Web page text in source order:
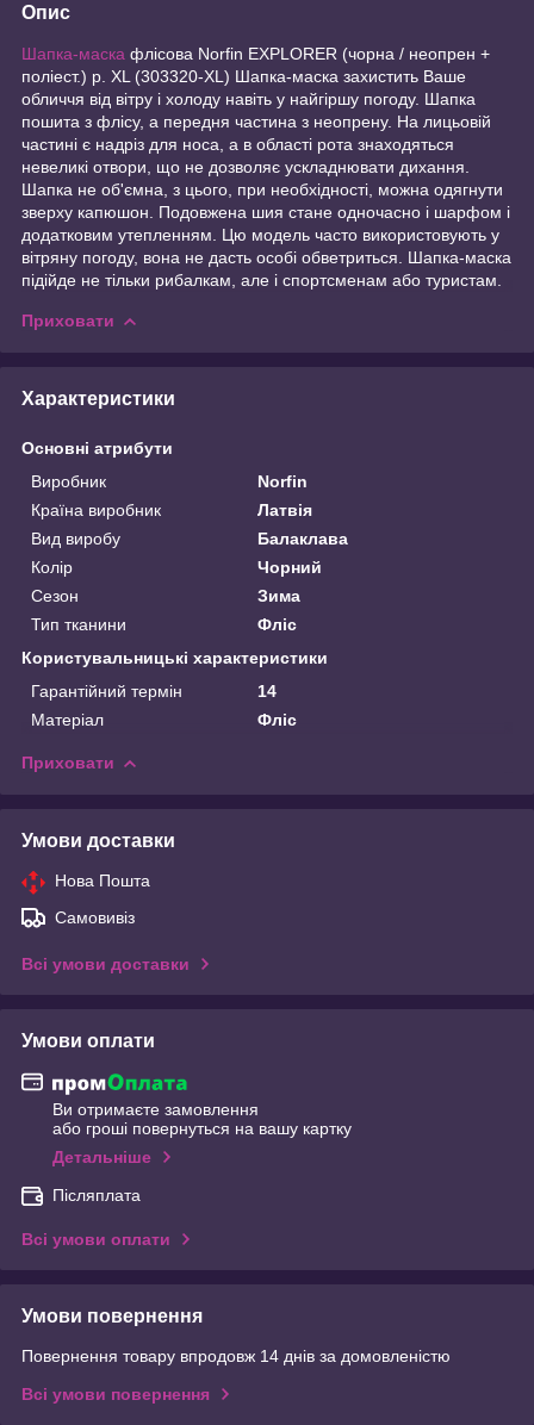
Опис
Шапка-маска флісова Norfin EXPLORER (чорна / неопрен +
поліест.) р. XL (303320-XL) Шапка-маска захистить Ваше
обличчя від вітру і холоду навіть у найгіршу погоду. Шапка
пошита з флісу, а передня частина з неопрену. На лицьовій
частині є надріз для носа, а в області рота знаходяться
невеликі отвори, що не дозволяє ускладнювати дихання.
Шапка не об'ємна, з цього, при необхідності, можна одягнути
зверху капюшон. Подовжена шия стане одночасно і шарфом і
додатковим утепленням. Цю модель часто використовують у
вітряну погоду, вона не дасть особі обветриться. Шапка-маска
підійде не тільки рибалкам, але і спортсменам або туристам.
Приховати
Характеристики
Основні атрибути
Виробник
Norfin
Країна виробник
Латвія
Вид виробу
Балаклава
Колір
Чорний
Сезон
Зима
Тип тканини
Фліс
Користувальницькі характеристики
Гарантійний термін
14
Матеріал
Фліс
Приховати
Умови доставки
Нова Пошта
Самовивіз
Всі умови доставки
Умови оплати
Ви отримаєте замовлення
або гроші повернуться на вашу картку
Детальніше
Післяплата
Всі умови оплати
Умови повернення
Повернення товару впродовж 14 днів за домовленістю
Всі умови повернення